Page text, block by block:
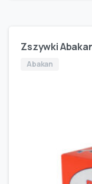
Zszywki
Abakan